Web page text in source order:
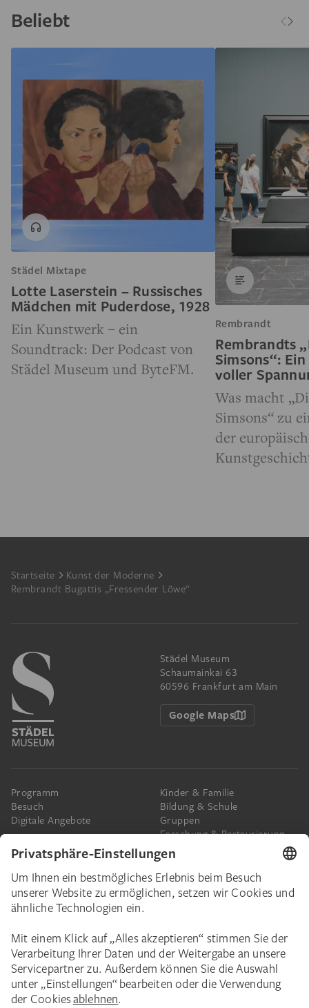
Beliebt
Städel Mixtape
Lotte Laserstein – Russisches
Mädchen mit Puderdose, 1928
Ein Kunstwerk – ein
Soundtrack: Der Podcast von
Städel Museum und ByteFM.
Rembrandt
Rembrandts
Simsons“:
voller
Was macht
Simsons“ zu
der
Footer
Startseite
Kunst der Moderne
Rembrandt Bugattis „Fressender Löwe“
Städel Museum
Schaumainkai 63
60596 Frankfurt am Main
Google Maps
Programm
Besuch
Digitale Angebote
Kinder & Familie
Bildung & Schule
Gruppen
Forschung & Restaurierung
Presse
Das Städel
Spenden
Schenkungen & Nachlass
Corporate Events
Städelverein
Karriere
Städel Stories
Newsletter